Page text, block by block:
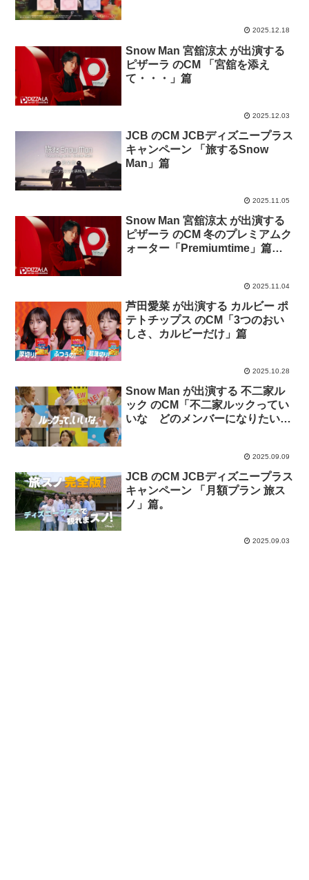
2025.12.18
Snow Man 宮舘涼太 が出演する
ピザーラ のCM 「宮舘を添え
て・・・」篇
2025.12.03
JCB のCM JCBディズニープラス
キャンペーン 「旅するSnow
Man」篇
2025.11.05
Snow Man 宮舘涼太 が出演する
ピザーラ のCM 冬のプレミアムク
ォーター「Premiumtime」篇
2025.11.04
芦田愛菜 が出演する カルビー ポ
テトチップス のCM「3つのおい
しさ、カルビーだけ」篇
2025.10.28
Snow Man が出演する 不二家ル
ック のCM「不二家ルックってい
いな どのメンバーになりたい？
2025.09.09
JCB のCM JCBディズニープラス
キャンペーン 「月額プラン 旅ス
ノ」篇。
2025.09.03